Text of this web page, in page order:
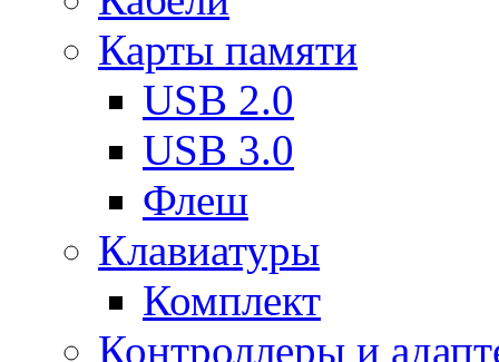
Карты памяти
USB 2.0
USB 3.0
Флеш
Клавиатуры
Комплект
Контроллеры и